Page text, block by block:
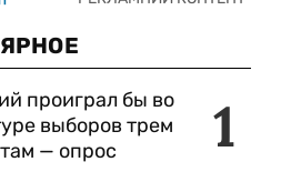
1
проиграл бы во
выборов трем
— опрос